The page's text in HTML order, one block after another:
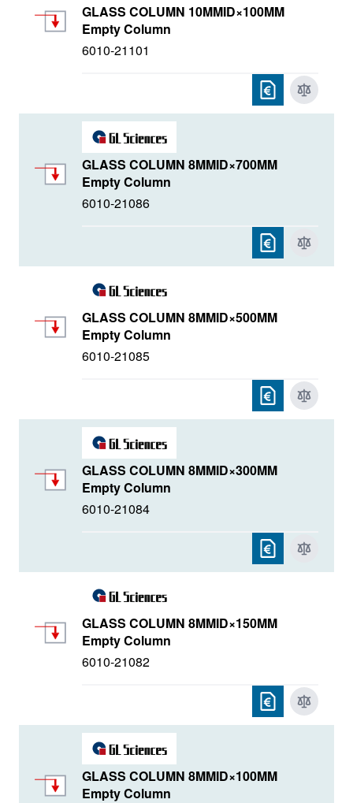
GLASS COLUMN 10MMID×100MM
Empty Column
6010-21101
GLASS COLUMN 8MMID×700MM
Empty Column
6010-21086
GLASS COLUMN 8MMID×500MM
Empty Column
6010-21085
GLASS COLUMN 8MMID×300MM
Empty Column
6010-21084
GLASS COLUMN 8MMID×150MM
Empty Column
6010-21082
GLASS COLUMN 8MMID×100MM
Empty Column